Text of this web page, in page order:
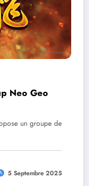
Neo Geo
un groupe de
5 Septembre 2025